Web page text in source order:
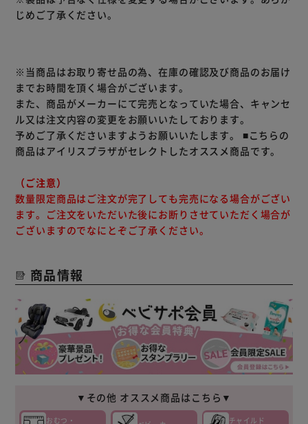
じめご了承ください。
※当商品はお取り寄せ品の為、在庫の確認及び商品のお届け
までお時間を頂く場合がございます。
また、商品がメーカーにて完売となっていた場合、キャンセ
ル又は注文内容の変更をお願いいたしております。
予めご了承くださいますようお願いいたします。 ■こちらの
商品はアイリスプラザがセレクトしたオススメ商品です。
（ご注意）
数量限定商品はご注文が完了しても完売になる場合がござい
ます。ご注文をいただいた後にお断りさせていただく場合が
ございますのでなにとぞご了承ください。
商品情報
▼その他 オススメ商品はこちら▼
おむつ・
チャイルド